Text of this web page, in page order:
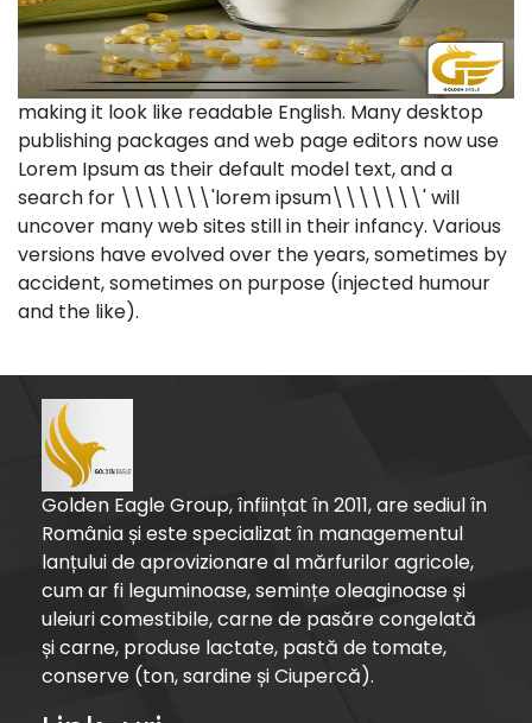
making it look like readable English. Many desktop
publishing packages and web page editors now use
Lorem Ipsum as their default model text, and a
search for \\\\\\\'lorem ipsum\\\\\\\' will
uncover many web sites still in their infancy. Various
versions have evolved over the years, sometimes by
accident, sometimes on purpose (injected humour
and the like).
Golden Eagle Group, înființat în 2011, are sediul în
România și este specializat în managementul
lanțului de aprovizionare al mărfurilor agricole,
cum ar fi leguminoase, semințe oleaginoase și
uleiuri comestibile, carne de pasăre congelată
și carne, produse lactate, pastă de tomate,
conserve (ton, sardine și Ciupercă).